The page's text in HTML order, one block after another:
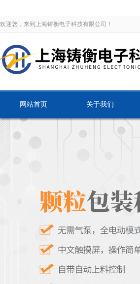
欢迎您，来到上海铸衡电子科技有限公司！
网站首页 关于我们